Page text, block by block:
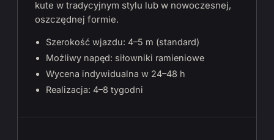
kute w tradycyjnym stylu lub w nowoczesnej,
oszczędnej formie.
Szerokość wjazdu: 4–5 m (standard)
Możliwy napęd: siłowniki ramieniowe
Wycena indywidualna w 24–48 h
Realizacja: 4–8 tygodni